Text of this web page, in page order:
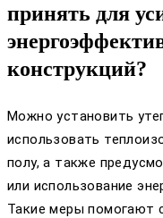
принять для
конструкций?
Можно установить
использовать
полу, а также
или использование
Такие меры помогают